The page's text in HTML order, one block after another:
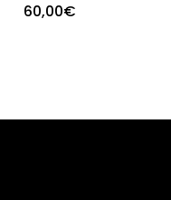
60,00€